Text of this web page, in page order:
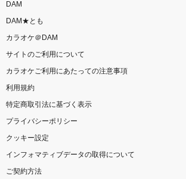
DAM
DAM★とも
カラオケ＠DAM
サイトのご利用について
カラオケご利用にあたっての注意事項
利用規約
特定商取引法に基づく表示
プライバシーポリシー
クッキー設定
インフォマティブデータの取得について
ご契約方法